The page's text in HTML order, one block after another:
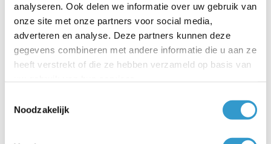
analyseren. Ook delen we informatie over uw gebruik van
onze site met onze partners voor social media,
adverteren en analyse. Deze partners kunnen deze
gegevens combineren met andere informatie die u aan ze
heeft verstrekt of die ze hebben verzameld op basis van
Noodzakelijk
Tax & Legalhof
Provincie: Noord-Holland